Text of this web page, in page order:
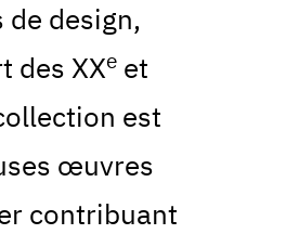
design,
des XXe et
est
œuvres
contribuant